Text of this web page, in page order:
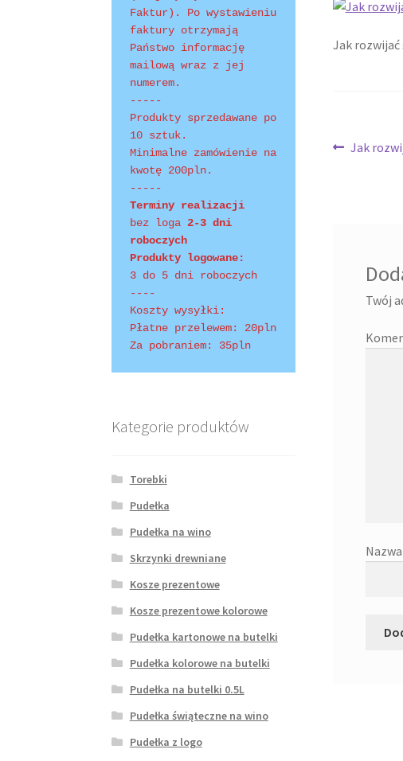
Shopping Tips Terms of Use Twój
Jak rozwijać
Jak
Twój
Nazwa
Faktur). Po wystawieniu
faktury otrzymają
Państwo informację
mailową wraz z jej
numerem.
-----
Produkty sprzedawane po
10 sztuk.
Minimalne zamówienie na
kwotę 200pln.
-----
Terminy realizacji
bez loga 2-3 dni
roboczych
Produkty logowane:
3 do 5 dni roboczych
----
Koszty wysyłki:
Płatne przelewem: 20pln
Za pobraniem: 35pln
Kategorie produktów
Torebki
Pudełka
Pudełka na wino
Skrzynki drewniane
Kosze prezentowe
Kosze prezentowe kolorowe
Pudełka kartonowe na butelki
Pudełka kolorowe na butelki
Pudełka na butelki 0.5L
Pudełka świąteczne na wino
Pudełka z logo